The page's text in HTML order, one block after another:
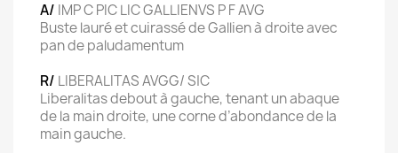
A/ IMP C PIC LIC GALLIENVS P F AVG
Buste lauré et cuirassé de Gallien à droite avec
pan de paludamentum
R/ LIBERALITAS AVGG/ S|C
Liberalitas debout à gauche, tenant un abaque
de la main droite, une corne d’abondance de la
main gauche.